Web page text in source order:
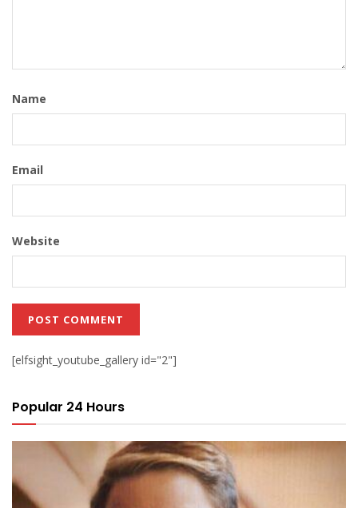
Name
Email
Website
[elfsight_youtube_gallery id="2"]
Popular 24 Hours